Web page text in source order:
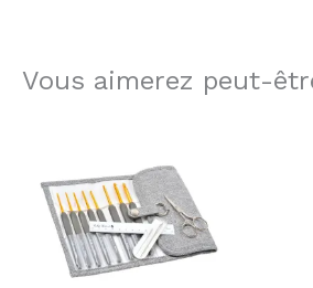
Vous aimerez peut-